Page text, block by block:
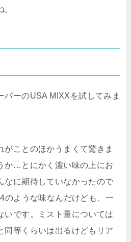
バーのUSA MIXXを試してみま
がことのほかうまくて驚きま
か…とにかく濃い味の上にお
なに期待していなかったので
のような味なんだけども、一
いです。ミスト量については
同等くらいは出るけどもリア